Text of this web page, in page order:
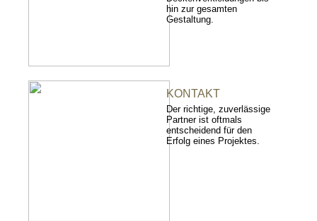
hin zur gesamten
Gestaltung.
KONTAKT
Der richtige, zuverlässige
Partner ist oftmals
entscheidend für den
Erfolg eines Projektes.